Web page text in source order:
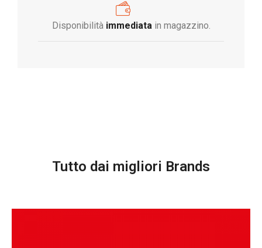
Disponibilità immediatain magazzino.
Tutto dai migliori Brands